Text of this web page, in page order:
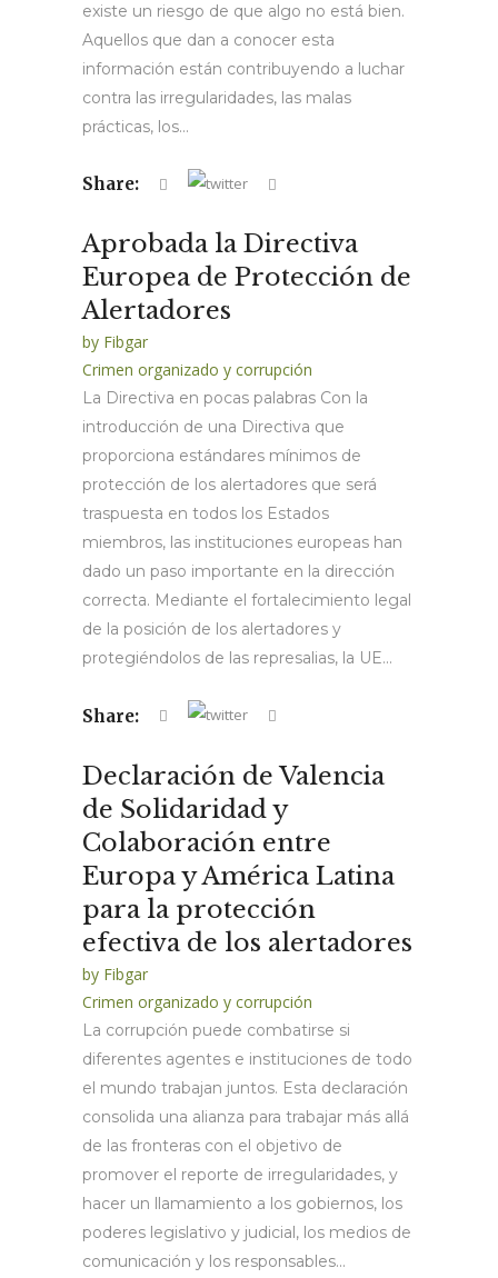
existe un riesgo de que algo no está bien.
Aquellos que dan a conocer esta
información están contribuyendo a luchar
contra las irregularidades, las malas
prácticas, los...
Share:
Aprobada la Directiva
Europea de Protección de
Alertadores
by Fibgar
Crimen organizado y corrupción
La Directiva en pocas palabras Con la
introducción de una Directiva que
proporciona estándares mínimos de
protección de los alertadores que será
traspuesta en todos los Estados
miembros, las instituciones europeas han
dado un paso importante en la dirección
correcta. Mediante el fortalecimiento legal
de la posición de los alertadores y
protegiéndolos de las represalias, la UE...
Share:
Declaración de Valencia
de Solidaridad y
Colaboración entre
Europa y América Latina
para la protección
efectiva de los alertadores
by Fibgar
Crimen organizado y corrupción
La corrupción puede combatirse si
diferentes agentes e instituciones de todo
el mundo trabajan juntos. Esta declaración
consolida una alianza para trabajar más allá
de las fronteras con el objetivo de
promover el reporte de irregularidades, y
hacer un llamamiento a los gobiernos, los
poderes legislativo y judicial, los medios de
comunicación y los responsables...